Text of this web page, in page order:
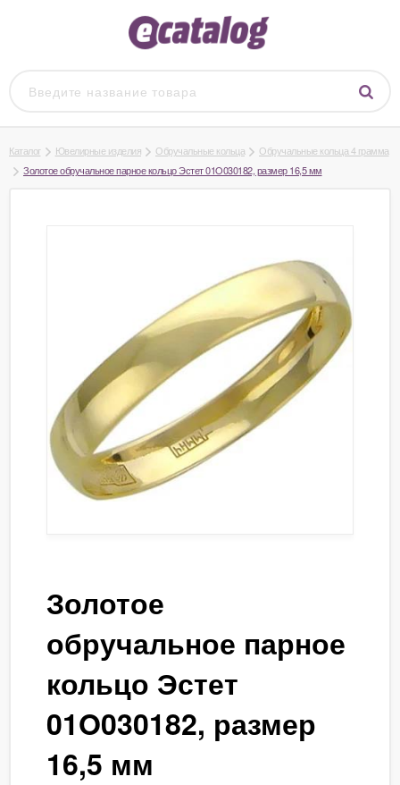
Каталог Ювелирные изделия Обручальные кольца
Обручальные кольца 4 грамма
Золотое обручальное парное кольцо Эстет 01O030182, размер 16,5 мм
Золотое
обручальное парное
кольцо Эстет
01O030182, размер
16,5 мм